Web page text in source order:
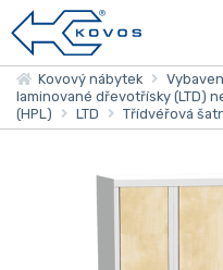
Kovový nábytek
laminované dřevotřísky (LTD)
(HPL)
LTD Třídvéřová